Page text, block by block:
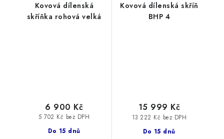
Kovová dílenská
skříňka rohová velká
Do 15 dnů
5 702 Kč bez DPH
6 900 Kč
Kovová dílenská skříň
BHP 4
Do 15 dnů
13 222 Kč bez DPH
15 999 Kč